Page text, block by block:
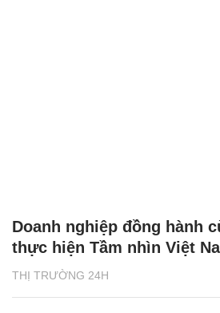
THỊ TRƯỜNG 24H
Doanh nghiệp đồng hành
thực hiện Tầm nhìn Việt